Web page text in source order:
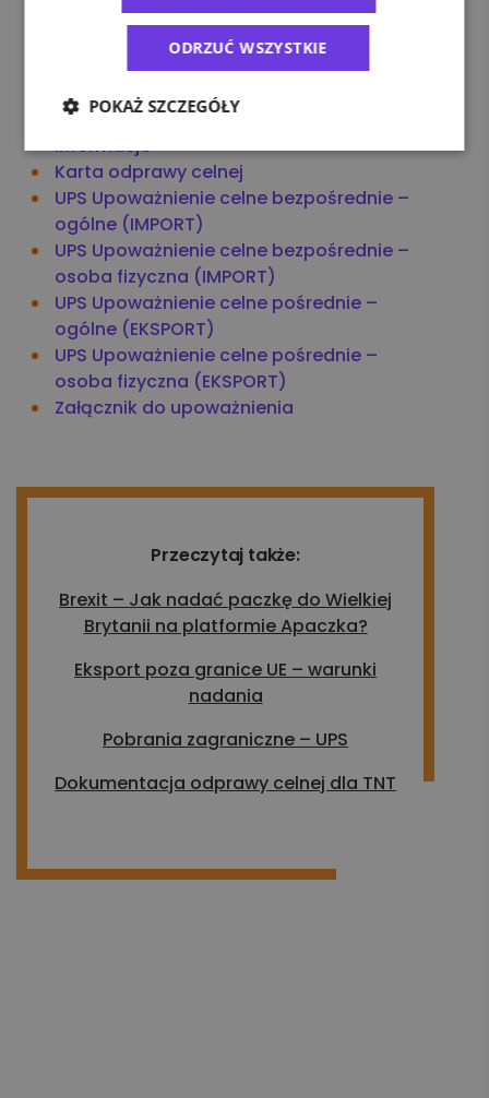
Oświadczenie WSK
Faktura proforma
Oświadczenie o pochodzeniu
Oświadczenie o pochodzeniu – przydatne
informacje
Karta odprawy celnej
UPS Upoważnienie celne bezpośrednie –
ogólne (IMPORT)
UPS Upoważnienie celne bezpośrednie –
osoba fizyczna (IMPORT)
UPS Upoważnienie celne pośrednie –
ogólne (EKSPORT)
UPS Upoważnienie celne pośrednie –
osoba fizyczna (EKSPORT)
Załącznik do upoważnienia
Przeczytaj także:
Brexit – Jak nadać paczkę do Wielkiej
Brytanii na platformie Apaczka?
Eksport poza granice UE – warunki
nadania
Pobrania zagraniczne – UPS
Dokumentacja odprawy celnej dla TNT
ODRZUĆ WSZYSTKIE
POKAŻ SZCZEGÓŁY